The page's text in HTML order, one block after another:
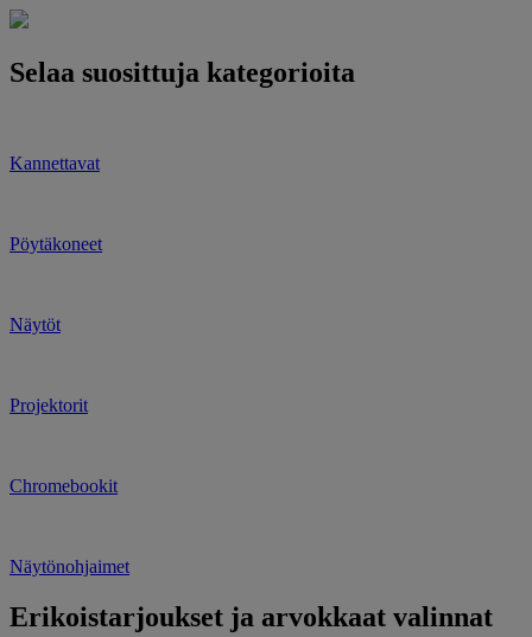
Selaa suosittuja kategorioita
Kannettavat
Pöytäkoneet
Näytöt
Projektorit
Chromebookit
Näytönohjaimet
Erikoistarjoukset ja arvokkaat valinnat